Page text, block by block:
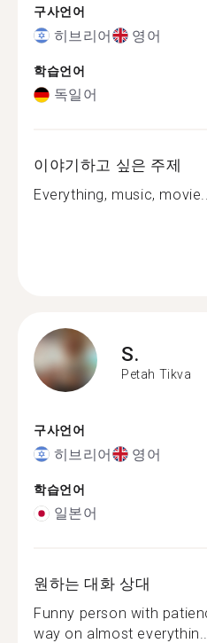
구사언어
히브리어 영어
학습언어
독일어
이야기하고 싶은 주제
Everything, music,
S.
Petah Tikva
구사언어
히브리어 영어
학습언어
일본어
원하는 대화 상대
Funny person with
way on almost